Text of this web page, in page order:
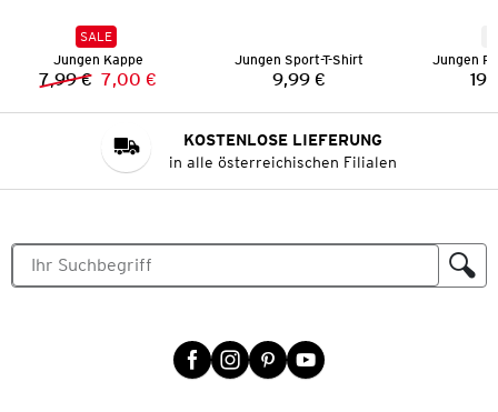
SALE
Jungen Kappe
Vorheriger Preis:
7,99 € Neuer Preis:
7,00 €
Jungen Sport-T-Shirt
Preis:
9,99 €
Jungen
KOSTENLOSE LIEFERUNG
in alle österreichischen Filialen